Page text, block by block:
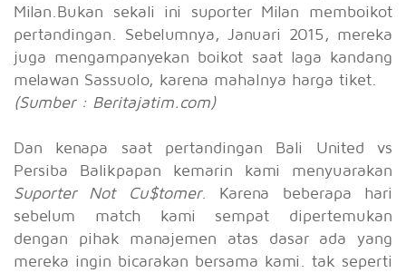
Milan.Bukan sekali ini suporter Milan memboikot
pertandingan. Sebelumnya, Januari 2015, mereka
juga mengampanyekan boikot saat laga kandang
melawan Sassuolo, karena mahalnya harga tiket.
(Sumber : Beritajatim.com)
Dan kenapa saat pertandingan Bali United vs
Persiba Balikpapan kemarin kami menyuarakan
Suporter Not Cu$tomer. Karena beberapa hari
sebelum match kami sempat dipertemukan
dengan pihak manajemen atas dasar ada yang
mereka ingin bicarakan bersama kami. tak seperti